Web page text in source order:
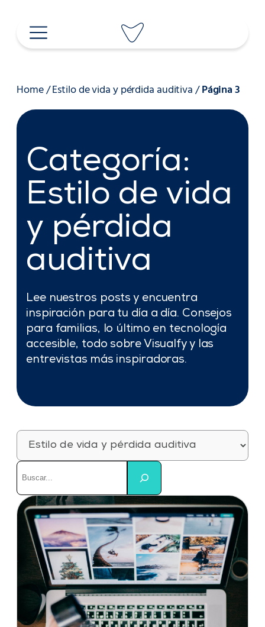
contenido
Home/Estilo de vida y pérdida auditiva/Página 3
Categoría:
Estilo de vida
y pérdida
auditiva
Lee nuestros posts y encuentra
inspiración para tu día a día. Consejos
para familias, lo último en tecnología
accesible, todo sobre Visualfy y las
entrevistas más inspiradoras.
Categorías
Buscar